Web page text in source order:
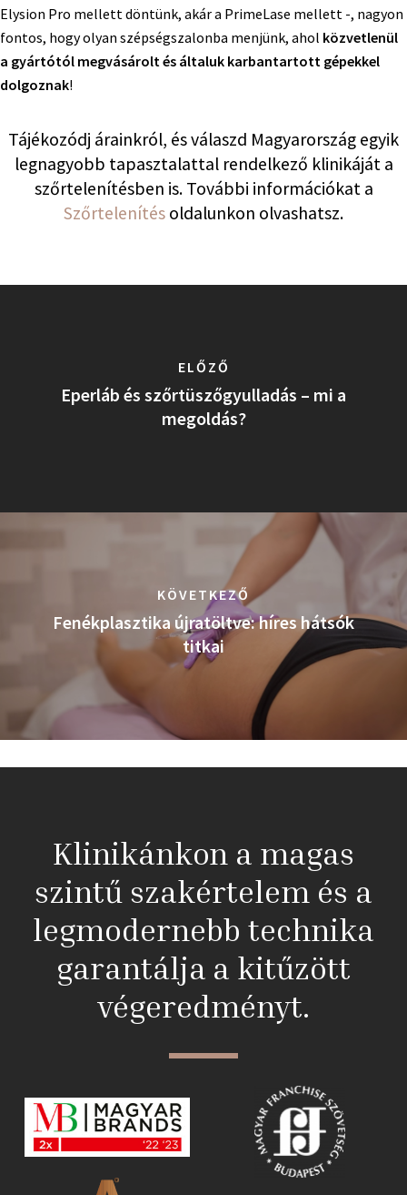
Elysion Pro mellett döntünk, akár a PrimeLase mellett -, nagyon
fontos, hogy olyan szépségszalonba menjünk, ahol közvetlenül
a gyártótól megvásárolt és általuk karbantartott gépekkel
dolgoznak!
Tájékozódj árainkról, és válaszd Magyarország egyik
legnagyobb tapasztalattal rendelkező klinikáját a
szőrtelenítésben is. További információkat a
Szőrtelenítés oldalunkon olvashatsz.
ELŐZŐ
Eperláb és szőrtüszőgyulladás – mi a
megoldás?
KÖVETKEZŐ
Fenékplasztika újratöltve: híres hátsók
titkai
Klinikánkon a magas
szintű szakértelem és a
legmodernebb technika
garantálja a kitűzött
végeredményt.